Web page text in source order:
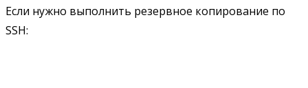
Если нужно выполнить резервное копирование по
SSH: